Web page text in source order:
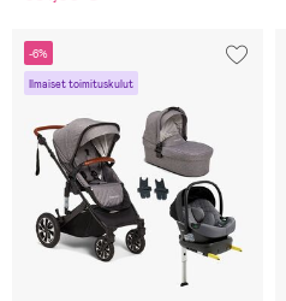
-6%
Ilmaiset toimituskulut